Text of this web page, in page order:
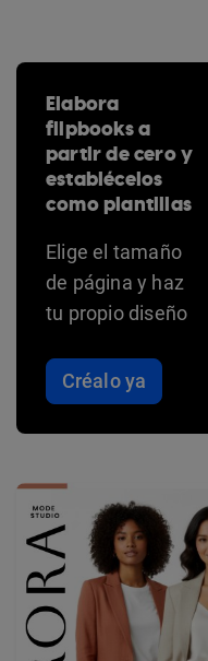
Elabora
flipbooks a
partir de cero y
establécelos
como plantillas
Elige el tamaño
de página y haz
tu propio diseño
Créalo ya